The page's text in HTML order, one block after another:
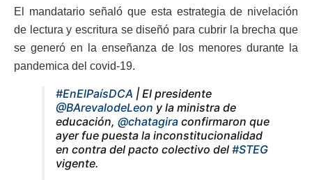
El mandatario señaló que esta estrategia de nivelación
de lectura y escritura se diseñó para cubrir la brecha que
se generó en la enseñanza de los menores durante la
pandemica del covid-19.
#EnElPaísDCA | El presidente
@BArevalodeLeon y la ministra de
educación, @chatagira confirmaron que
ayer fue puesta la inconstitucionalidad
en contra del pacto colectivo del #STEG
vigente.